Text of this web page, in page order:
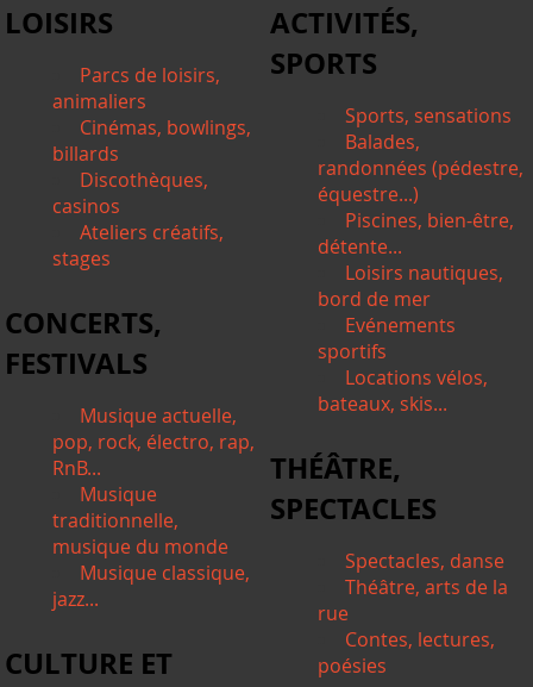
LOISIRS
Parcs de loisirs,
animaliers
Cinémas, bowlings,
billards
Discothèques,
casinos
Ateliers créatifs,
stages
ACTIVITÉS,
SPORTS
Sports, sensations
Balades,
randonnées (pédestre,
équestre...)
Piscines, bien-être,
détente...
Loisirs nautiques,
bord de mer
Evénements
sportifs
Locations vélos,
bateaux, skis...
CONCERTS,
FESTIVALS
Musique actuelle,
pop, rock, électro, rap,
RnB...
Musique
traditionnelle,
musique du monde
Musique classique,
jazz...
THÉÂTRE,
SPECTACLES
Spectacles, danse
Théâtre, arts de la
rue
Contes, lectures,
poésies
CULTURE ET